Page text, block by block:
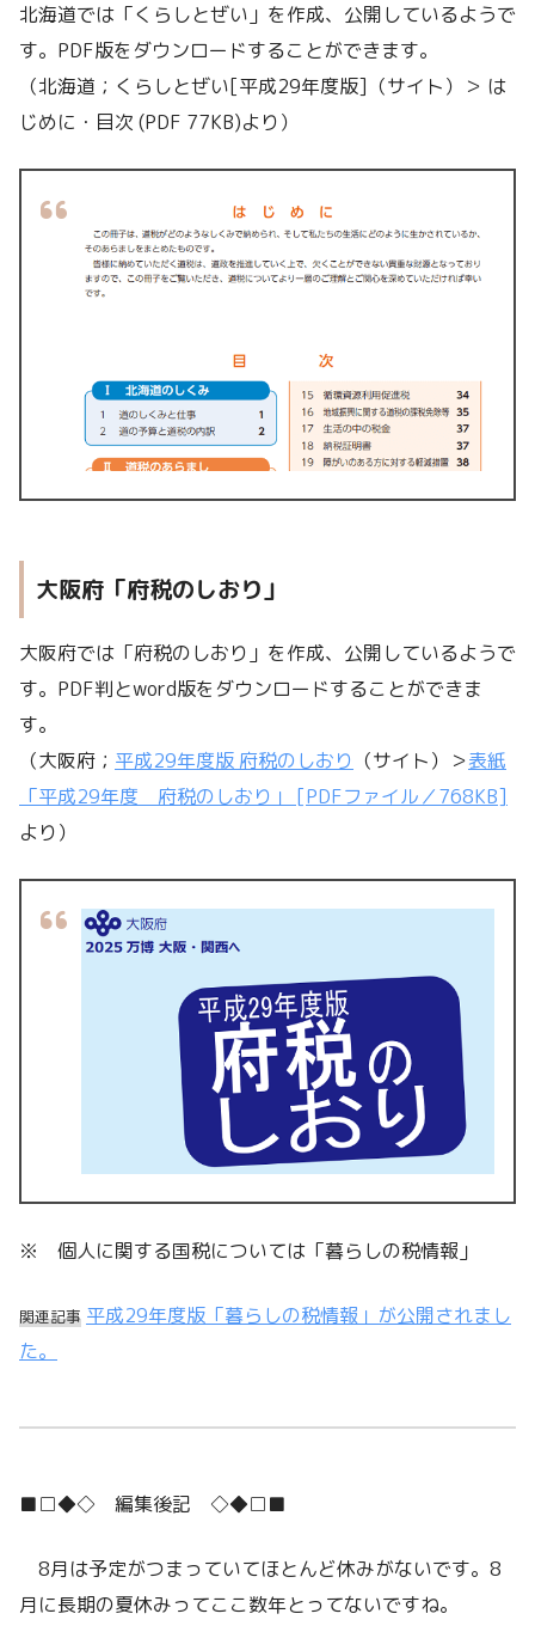
北海道では「くらしとぜい」を作成、公開しているようで
す。PDF版をダウンロードすることができます。
（北海道；くらしとぜい[平成29年度版]（サイト）＞ は
じめに・目次 (PDF 77KB)より）
大阪府「府税のしおり」
大阪府では「府税のしおり」を作成、公開しているようで
す。PDF判とword版をダウンロードすることができま
す。
（大阪府； 平成29年度版 府税のしおり （サイト）＞表紙
「平成29年度 府税のしおり」 [PDFファイル／768KB]
より）
※ 個人に関する国税については「暮らしの税情報」
関連記事 平成29年度版「暮らしの税情報」が公開されまし
た。
■□◆◇ 編集後記 ◇◆□■
8月は予定がつまっていてほとんど休みがないです。8
月に長期の夏休みってここ数年とってないですね。